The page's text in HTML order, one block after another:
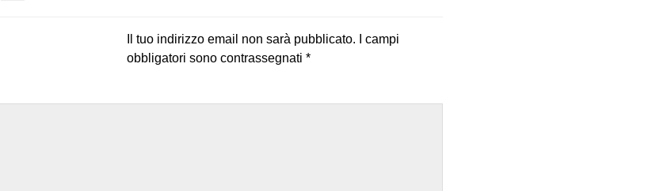
Il tuo indirizzo email non sarà pubblicato.
I campi
obbligatori sono contrassegnati *